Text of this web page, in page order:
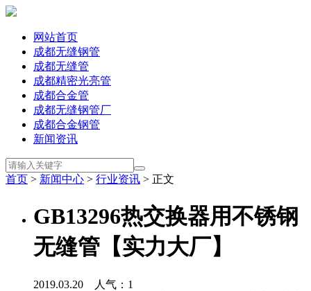
网站首页
成都无缝钢管
成都无缝管
成都精密光亮管
成都合金管
成都无缝钢管厂
成都合金钢管
新闻资讯
首页 > 新闻中心 > 行业资讯 > 正文
GB13296热交换器用不锈钢
无缝管【实力大厂】
2019.03.20 人气： 1